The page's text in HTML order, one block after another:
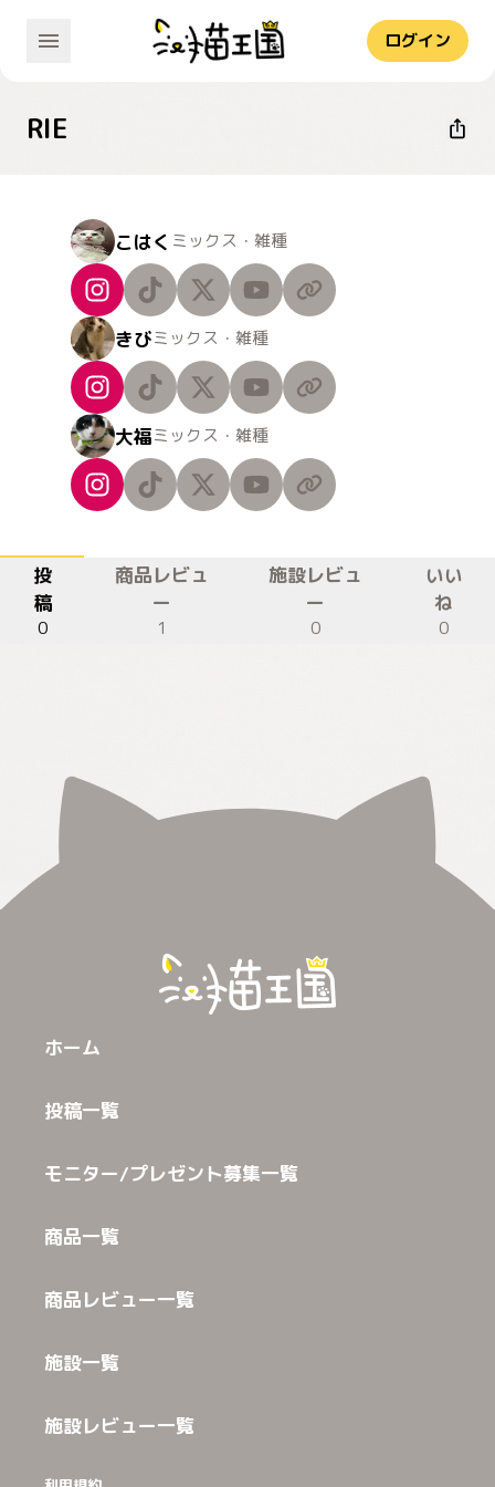
ログイン
RIE
こはく ミックス・雑種
きびミックス・雑種
大福ミックス・雑種
投
稿
0
商品レビュ
ー
1
施設レビュ
ー
0
いい
ね
0
ホーム
投稿一覧
モニター/プレゼント募集一覧
商品一覧
商品レビュー一覧
施設一覧
施設レビュー一覧